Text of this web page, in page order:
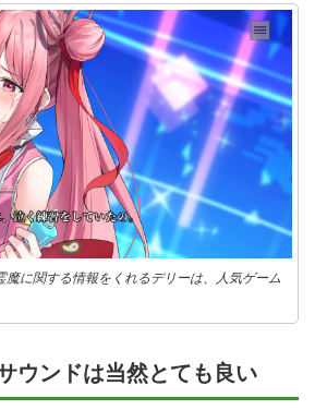
に関する情報をくれるデリーは、人気ゲーム
ウンドは当然とても良い